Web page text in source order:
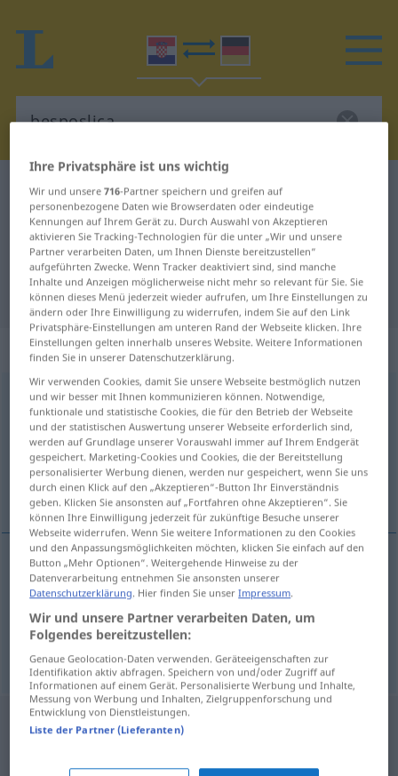
Kroatisch-Deutsch Wörterbuch besposlica
Kroatisch-Deutsch Übersetzung für
"besposlica"
"besposlica" Deutsch Übersetzung
„besposlica“
besposlica
Übersicht aller Übersetzungen
(Für mehr Details die Übersetzung anklicken/antippen)
Müßiggang, Untätigkeit
Müßiggangm besposlica
Untätigkeitf besposlica
Ihre Privatsphäre ist uns wichtig
Wir und unsere716-Partner speichern und greifen auf
personenbezogene Daten wie Browserdaten oder eindeutige
Kennungen auf Ihrem Gerät zu. Durch Auswahl von Akzeptieren
aktivieren Sie Tracking-Technologien für die unter „Wir und unsere
Partner verarbeiten Daten, um Ihnen Dienste bereitzustellen“
aufgeführten Zwecke. Wenn Tracker deaktiviert sind, sind manche
Inhalte und Anzeigen möglicherweise nicht mehr so relevant für Sie. Sie
können dieses Menü jederzeit wieder aufrufen, um Ihre Einstellungen zu
ändern oder Ihre Einwilligung zu widerrufen, indem Sie auf den Link
Privatsphäre-Einstellungen am unteren Rand der Webseite klicken. Ihre
Einstellungen gelten innerhalb unseres Website. Weitere Informationen
finden Sie in unserer Datenschutzerklärung.
Wir verwenden Cookies, damit Sie unsere Webseite bestmöglich nutzen
und wir besser mit Ihnen kommunizieren können. Notwendige,
funktionale und statistische Cookies, die für den Betrieb der Webseite
und der statistischen Auswertung unserer Webseite erforderlich sind,
werden auf Grundlage unserer Vorauswahl immer auf Ihrem Endgerät
gespeichert. Marketing-Cookies und Cookies, die der Bereitstellung
personalisierter Werbung dienen, werden nur gespeichert, wenn Sie uns
durch einen Klick auf den „Akzeptieren“-Button Ihr Einverständnis
geben. Klicken Sie ansonsten auf „Fortfahren ohne Akzeptieren“. Sie
können Ihre Einwilligung jederzeit für zukünftige Besuche unserer
Webseite widerrufen. Wenn Sie weitere Informationen zu den Cookies
und den Anpassungsmöglichkeiten möchten, klicken Sie einfach auf den
Button „Mehr Optionen“. Weitergehende Hinweise zu der
Datenverarbeitung entnehmen Sie ansonsten unserer
Datenschutzerklärung. Hier finden Sie unserImpressum.
Wir und unsere Partner verarbeiten Daten, um
Folgendes bereitzustellen:
Genaue Geolocation-Daten verwenden. Geräteeigenschaften zur
Identifikation aktiv abfragen. Speichern von und/oder Zugriff auf
Informationen auf einem Gerät. Personalisierte Werbung und Inhalte,
Messung von Werbung und Inhalten, Zielgruppenforschung und
Entwicklung von Dienstleistungen.
Liste der Partner (Lieferanten)